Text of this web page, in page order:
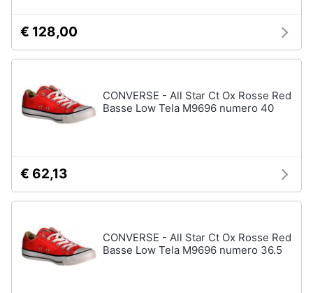
€ 128,00
CONVERSE - All Star Ct Ox Rosse Red
Basse Low Tela M9696 numero 40
€ 62,13
CONVERSE - All Star Ct Ox Rosse Red
Basse Low Tela M9696 numero 36.5